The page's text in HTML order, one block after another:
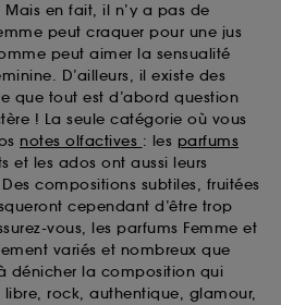
en fait, il n’y a pas de
peut craquer pour une jus
peut aimer la sensualité
D’ailleurs, il existe des
que tout est d’abord question
! La seule catégorie où vous
notes olfactives : les parfums
et les ados ont aussi leurs
compositions subtiles, fruitées
cependant d’être trop
vous, les parfums Femme et
variés et nombreux que
dénicher la composition qui
rock, authentique, glamour,